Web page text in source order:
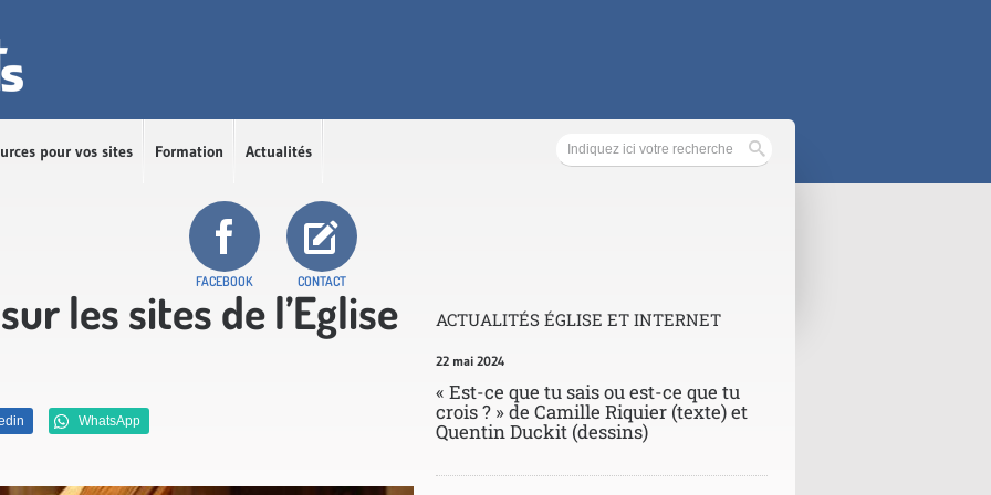
pour vos sites Formation Actualités
FACEBOOK CONTACT
les sites de l’Eglise
WhatsApp
ACTUALITÉS ÉGLISE ET INTERNET
22 mai 2024
« Est-ce que tu sais ou est-ce que tu
crois ? » de Camille Riquier (texte) et
Quentin Duckit (dessins)